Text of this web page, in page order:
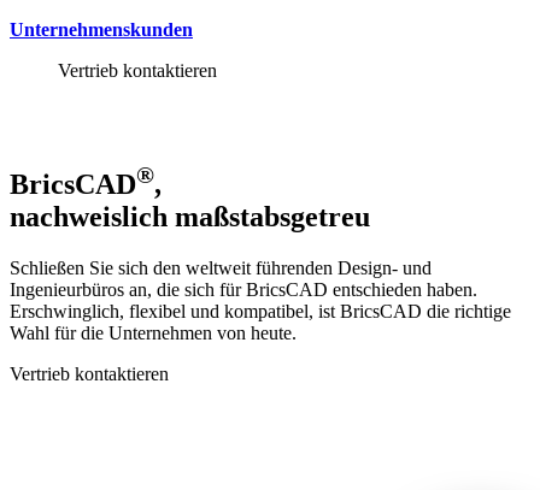
Unternehmenskunden
Vertrieb kontaktieren
BricsCAD®,
nachweislich maßstabsgetreu
Schließen Sie sich den weltweit führenden Design- und
Ingenieurbüros an, die sich für BricsCAD entschieden haben.
Erschwinglich, flexibel und kompatibel, ist BricsCAD die richtige
Wahl für die Unternehmen von heute.
Vertrieb kontaktieren